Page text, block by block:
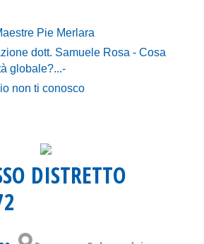
Pie Merlara
dott. Samuele Rosa - Cosa
globale?...-
non ti conosco
DISTRETTO